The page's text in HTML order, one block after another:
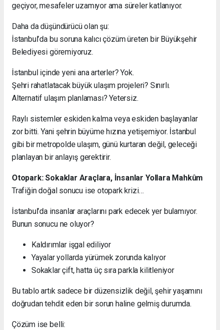
geçiyor, mesafeler uzamıyor ama süreler katlanıyor.
Daha da düşündürücü olan şu:
İstanbul’da bu soruna kalıcı çözüm üreten bir Büyükşehir
Belediyesi göremiyoruz.
İstanbul içinde yeni ana arterler? Yok.
Şehri rahatlatacak büyük ulaşım projeleri? Sınırlı.
Alternatif ulaşım planlaması? Yetersiz.
Raylı sistemler eskiden kalma veya eskiden başlayanlar
zor bitti. Yani şehrin büyüme hızına yetişemiyor. İstanbul
gibi bir metropolde ulaşım, günü kurtaran değil, geleceği
planlayan bir anlayış gerektirir.
Otopark: Sokaklar Araçlara, İnsanlar Yollara Mahkûm
Trafiğin doğal sonucu ise otopark krizi…
İstanbul’da insanlar araçlarını park edecek yer bulamıyor.
Bunun sonucu ne oluyor?
Kaldırımlar işgal ediliyor
Yayalar yollarda yürümek zorunda kalıyor
Sokaklar çift, hatta üç sıra parkla kilitleniyor
Bu tablo artık sadece bir düzensizlik değil, şehir yaşamını
doğrudan tehdit eden bir sorun haline gelmiş durumda.
Çözüm ise belli: